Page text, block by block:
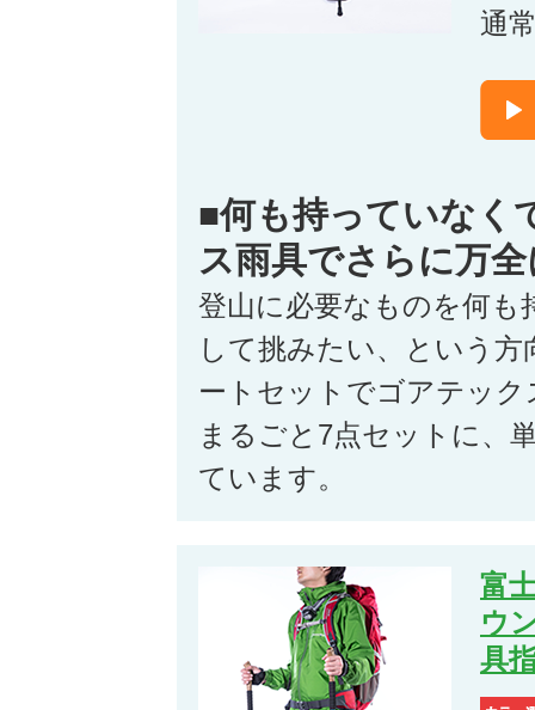
通
■何も持っていなく
ス雨具でさらに万全
登山に必要なものを何も
して挑みたい、という
ートセットでゴアテッ
まるごと7点セットに、
ています。
富
ウ
具